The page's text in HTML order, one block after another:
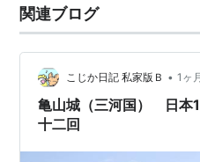
関連ブログ
こじか日記 私家版Ｂ • 1ヶ
亀山城（三河国） 日本
十二回